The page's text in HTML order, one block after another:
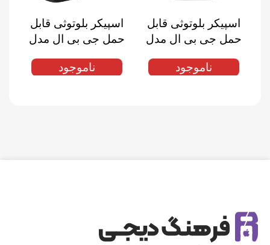
اسپیکر بلوتوثی قابل
حمل جی بی ال مدل
Essential
ناموجود
اسپیکر بلوتوثی قابل
حمل جی بی ال مدل
ناموجود